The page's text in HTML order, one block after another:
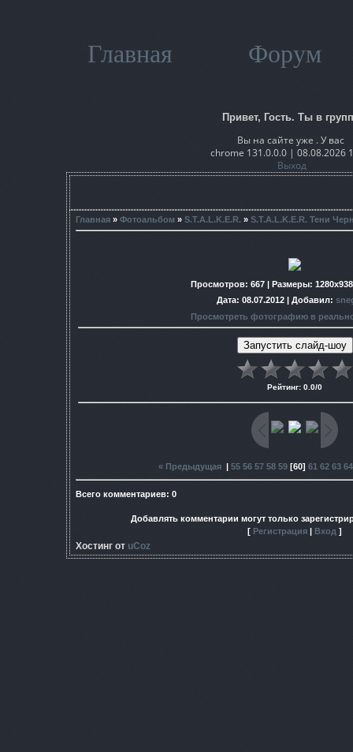
Главная Форум
Привет, Гость. Ты в
Вы на сайте уже . У вас
chrome 131.0.0.0 | 08.08.2026
Выход
Главная » Фотоальбом » S.T.A.L.K.E.R. » S.T.A.L.K.E.R. Тени
Просмотров: 667 | Размеры:
Дата: 08.07.2012 | Добавил:
Просмотреть фотографию в
Рейтинг: 0.0/0
« Предыдущая| 55 56 57 58 59[60] 61 62 63 64
Всего комментариев: 0
Добавлять комментарии могут только
[ Регистрация Вход ]
Хостинг от uCoz